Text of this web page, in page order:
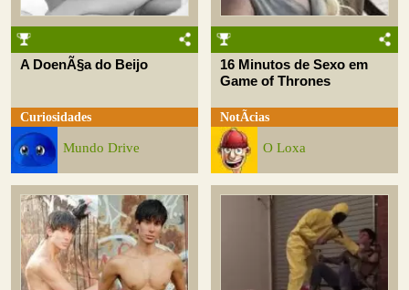
A DoenÃ§a do Beijo
Curiosidades
Mundo Drive
16 Minutos de Sexo em
Game of Thrones
NotÃ­cias
O Loxa